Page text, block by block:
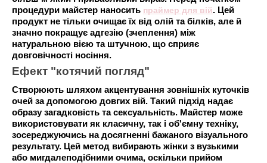
процедури майстер наносить праймер для вій. Цей
продукт не тільки очищає їх від олій та білків, але й
значно покращує адгезію (зчеплення) між
натуральною вією та штучною, що сприяє
довговічності носіння.
Ефект "котячий погляд"
Створюють шляхом акцентування зовнішніх куточків
очей за допомогою довгих вій. Такий підхід надає
образу загадковість та сексуальність. Майстер може
використовувати як класичну, так і об'ємну техніку,
зосереджуючись на досягненні бажаного візуального
результату. Цей метод вибирають жінки з вузькими
або мигдалеподібними очима, оскільки прийом